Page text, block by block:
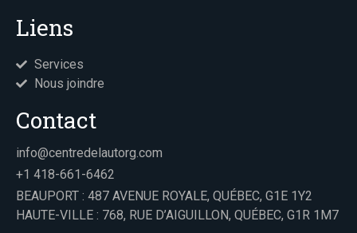
Liens
Services
Nous joindre
Contact
info@centredelautorg.com
+1 418-661-6462
BEAUPORT : 487 AVENUE ROYALE, QUÉBEC, G1E 1Y2
HAUTE-VILLE : 768, RUE D’AIGUILLON, QUÉBEC, G1R 1M7